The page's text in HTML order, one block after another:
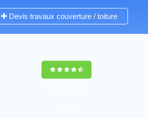
Devis travaux couverture / toiture